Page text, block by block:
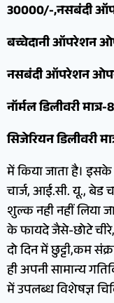
30000/-,नसबंदी
बच्चेदानी ऑपरेशन
नसबंदी ऑपरेशन
नॉर्मल डिलीवरी
सिजेरियन डिलीवरी
में किया जाता है।
चार्ज, आई.सी. यू., बेड
शुल्क नही नहीं लिया
के फायदे जैसे-छोटे
दो दिन में छुट्टी,कम
ही अपनी सामान्य
में उपलब्ध विशेषज्ञ